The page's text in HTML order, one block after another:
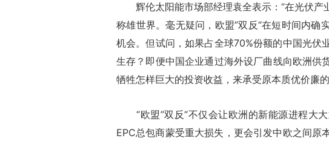
辉伦太阳能市场部经理袁全表示：“在光伏产
称雄世界。毫无疑问，欧盟”双反“在短时间内确
机会。但试问，如果占全球70%份额的中国光伏
生存？即便中国企业通过海外设厂曲线向欧洲供
牺牲怎样巨大的投资收益，来承受原本质优价廉
“欧盟”双反“不仅会让欧洲的新能源进程大
EPC总包商蒙受重大损失，更会引发中欧之间原